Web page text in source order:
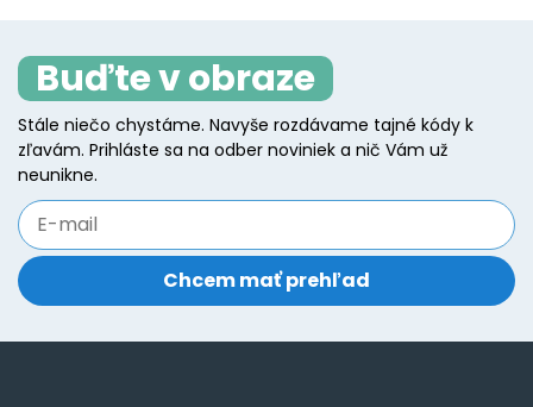
Buďte v obraze
Stále niečo chystáme. Navyše rozdávame tajné kódy k
zľavám. Prihláste sa na odber noviniek a nič Vám už
neunikne.